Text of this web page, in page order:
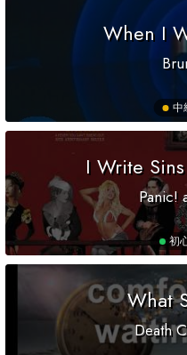
When I
中
I Write
Panic!
初
What
Death